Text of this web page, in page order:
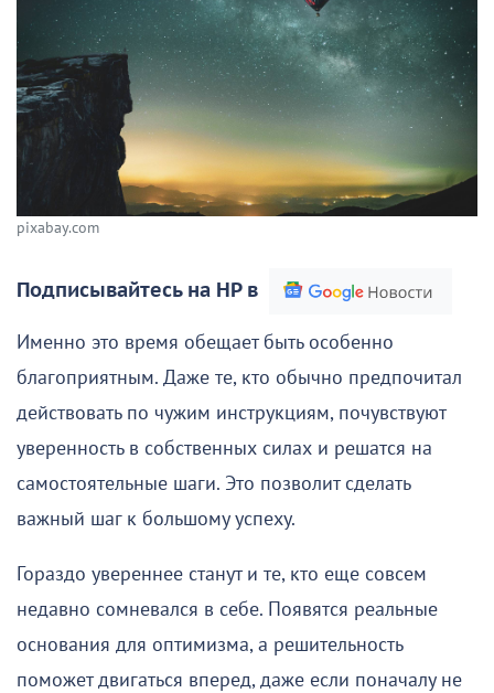
pixabay.com
Подписывайтесь на НР в
Именно это время обещает быть особенно
благоприятным. Даже те, кто обычно предпочитал
действовать по чужим инструкциям, почувствуют
уверенность в собственных силах и решатся на
самостоятельные шаги. Это позволит сделать
важный шаг к большому успеху.
Гораздо увереннее станут и те, кто еще совсем
недавно сомневался в себе. Появятся реальные
основания для оптимизма, а решительность
поможет двигаться вперед, даже если поначалу не